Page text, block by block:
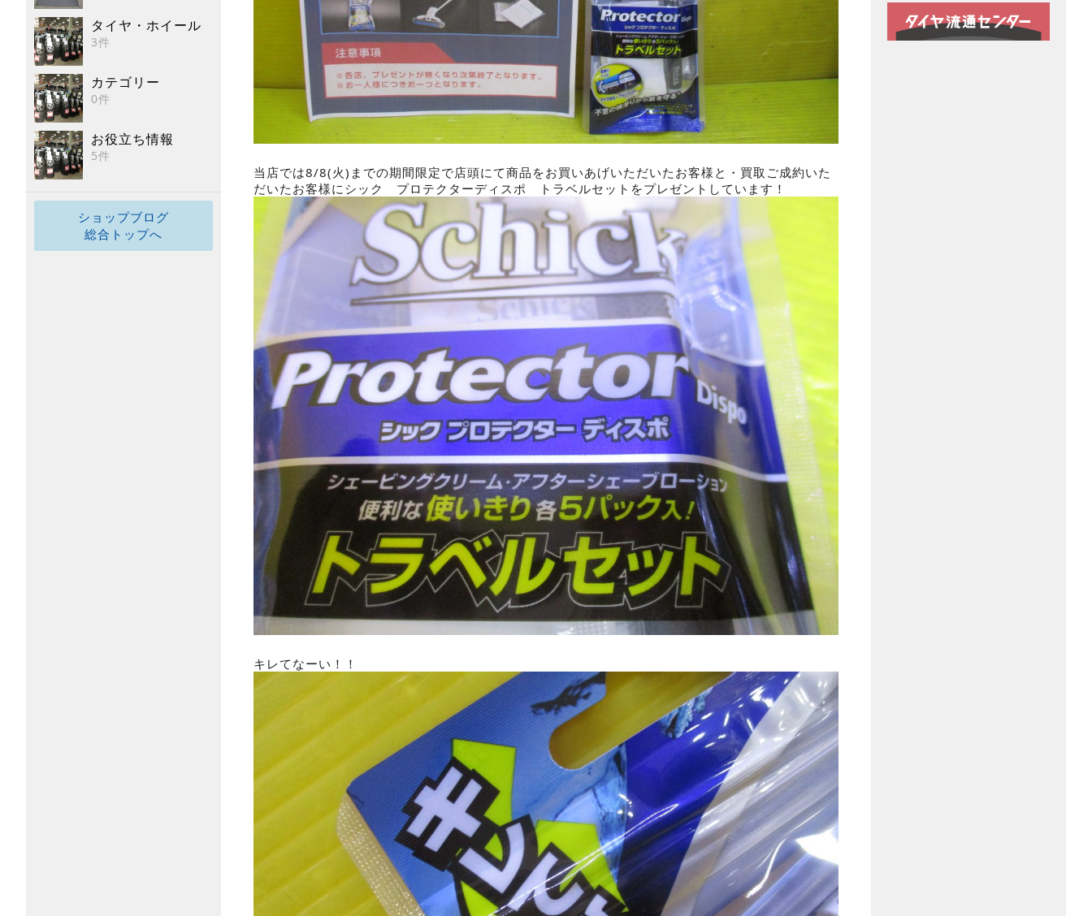
タイヤ・ホイール
3件
カテゴリー
0件
お役立ち情報
5件
ショップブログ
総合トップへ
当店では8/8(火)までの期間限定で店頭にて商品をお買いあげいただいたお客様と・買取ご成約いた
だいたお客様にシック プロテクターディスポ トラベルセットをプレゼントしています！
キレてなーい！！